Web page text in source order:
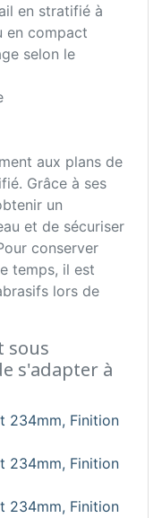
en stratifié à
en compact
selon le
aux plans de
Grâce à ses
un
et de sécuriser
conserver
temps, il est
lors de
sous
s'adapter à
234mm, Finition
234mm, Finition
234mm, Finition